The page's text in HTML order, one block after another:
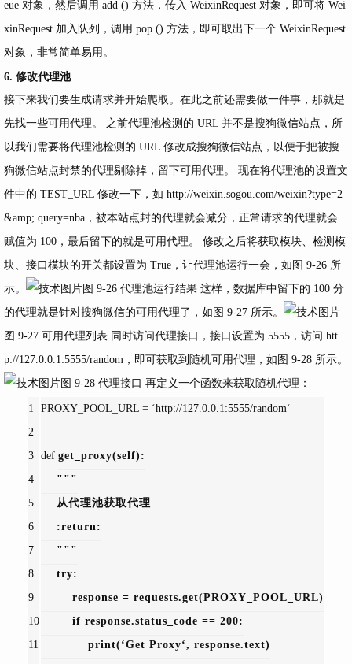
eue 对象，然后调用 add () 方法，传入 WeixinRequest 对象，即可将 Wei
xinRequest 加入队列，调用 pop () 方法，即可取出下一个 WeixinRequest
对象，非常简单易用。
6. 修改代理池
接下来我们要生成请求并开始爬取。在此之前还需要做一件事，那就是
先找一些可用代理。 之前代理池检测的 URL 并不是搜狗微信站点，所
以我们需要将代理池检测的 URL 修改成搜狗微信站点，以便于把被搜
狗微信站点封禁的代理剔除掉，留下可用代理。 现在将代理池的设置文
件中的 TEST_URL 修改一下，如 http://weixin.sogou.com/weixin?type=2
&amp; query=nba，被本站点封的代理就会减分，正常请求的代理就会
赋值为 100，最后留下的就是可用代理。 修改之后将获取模块、检测模
块、接口模块的开关都设置为 True，让代理池运行一会，如图 9-26 所
示。
图 9-26 代理池运行结果 这样，数据库中留下的 100 分
的代理就是针对搜狗微信的可用代理了，如图 9-27 所示。
图 9-27 可用代理列表 同时访问代理接口，接口设置为 5555，访问 htt
p://127.0.0.1:5555/random，即可获取到随机可用代理，如图 9-28 所示。
图 9-28 代理接口 再定义一个函数来获取随机代理：
1
2
3
4
5
6
7
8
9
10
11
PROXY_POOL_URL = ‘http://127.0.0.1:5555/random‘
def get_proxy(self):
"""
    从代理池获取代理
    :return:
    """
try:
        response = requests.get(PROXY_POOL_URL)
if response.status_code == 200:
            print(
‘Get Proxy‘, response.text)